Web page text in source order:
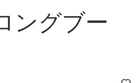
ングブー